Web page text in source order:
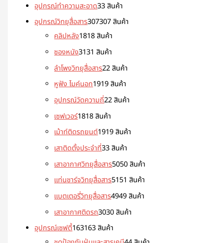
อุปกรณ์ทำความสะอาด33 สินค้า
อุปกรณ์วิทยุสื่อสาร307307 สินค้า
คลิปหลัง1818 สินค้า
ซองหนัง3131 สินค้า
ลำโพงวิทยุสื่อสาร22 สินค้า
หูฟัง ไมค์นอก1919 สินค้า
อุปกรณ์วัดความถี่22 สินค้า
เซฟเวอร์1818 สินค้า
เม้าท์ติดรถยนต์1919 สินค้า
เสาติดตั้งประจำที่33 สินค้า
เสาอากาศวิทยุสื่อสาร5050 สินค้า
แท่นชาร์จวิทยุสื่อสาร5151 สินค้า
แบตเตอรี่วิทยุสื่อสาร4949 สินค้า
เสาอากาศติดรถ3030 สินค้า
อุปกรณ์เซฟตี้163163 สินค้า